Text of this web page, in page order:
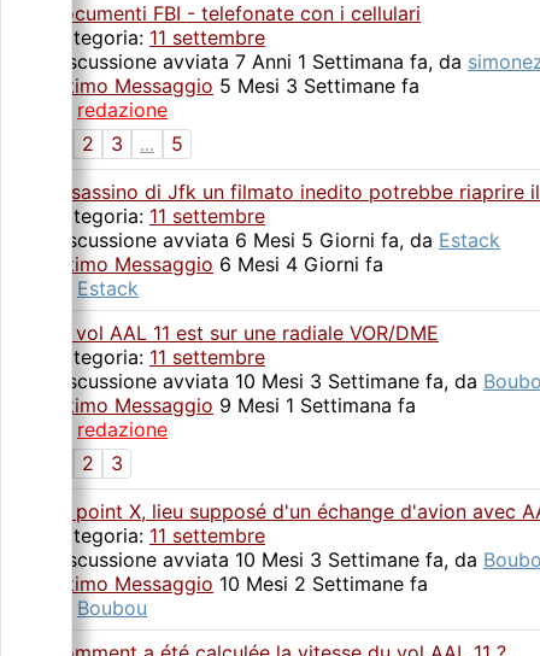
Documenti FBI - telefonate con i cellulari
Categoria: 11 settembre
Discussione avviata 7 Anni 1 Settimana fa, da
Ultimo Messaggio 5 Mesi 3 Settimane fa
redazione
2 3 ...
5
Assassino di Jfk un filmato inedito potrebbe riaprire
Categoria: 11 settembre
Discussione avviata 6 Mesi 5 Giorni fa, da Estack
Ultimo Messaggio 6 Mesi 4 Giorni fa
Estack
Le vol AAL 11 est sur une radiale VOR/DME
Categoria: 11 settembre
Discussione avviata 10 Mesi 3 Settimane fa, da
Ultimo Messaggio 9 Mesi 1 Settimana fa
redazione
2
3
Le point X, lieu supposé d'un échange d'avion avec
Categoria: 11 settembre
Discussione avviata 10 Mesi 3 Settimane fa, da
Ultimo Messaggio 10 Mesi 2 Settimane fa
Boubou